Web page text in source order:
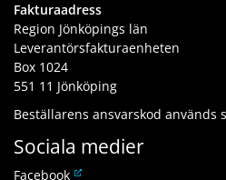
Fakturaadress
Region Jönköpings län
Leverantörsfakturaenheten
Box 1024
551 11 Jönköping
Beställarens ansvarskod används
Sociala medier
FacebookL